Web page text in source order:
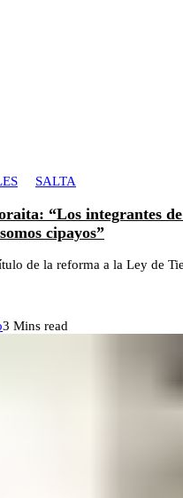
SALTA
“Los integrantes
cipayos”
de la reforma a la Ley de
3 Mins read